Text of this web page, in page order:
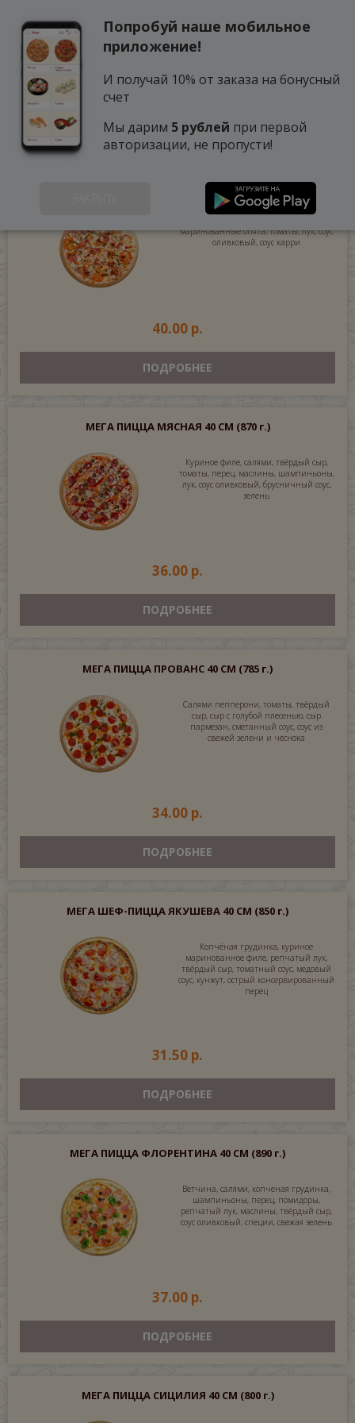
МЕГА ПИЦЦА КАРИАТИ 40 СМ(875 г.)
маринованные опята, томаты, лук, соус
оливковый, соус карри
40.00 р.
ПОДРОБНЕЕ
МЕГА ПИЦЦА МЯСНАЯ 40 СМ (870 г.)
Куриное филе, салями, твёрдый сыр,
томаты, перец, маслины, шампиньоны,
лук, соус оливковый, брусничный соус,
зелень
36.00 р.
ПОДРОБНЕЕ
МЕГА ПИЦЦА ПРОВАНС 40 СМ (785 г.)
Салями пепперони, томаты, твёрдый
сыр, сыр с голубой плесенью, сыр
пармезан, сметанный соус, соус из
свежей зелени и чеснока
34.00 р.
ПОДРОБНЕЕ
МЕГА ШЕФ-ПИЦЦА ЯКУШЕВА 40 СМ (850 г.)
Копчёная грудинка, куриное
маринованное филе, репчатый лук,
твёрдый сыр, томатный соус, медовый
соус, кунжут, острый консервированный
перец
31.50 р.
ПОДРОБНЕЕ
МЕГА ПИЦЦА ФЛОРЕНТИНА 40 СМ (890 г.)
Ветчина, салями, копченая грудинка,
шампиньоны, перец, помидоры,
репчатый лук, маслины, твёрдый сыр,
соус оливковый, специи, свежая зелень
37.00 р.
ПОДРОБНЕЕ
МЕГА ПИЦЦА СИЦИЛИЯ 40 СМ (800 г.)
Попробуй наше мобильное
приложение!
И получай 10% от заказа на бонусный
счет
Мы дарим 5 рублей при первой
авторизации, не пропусти!